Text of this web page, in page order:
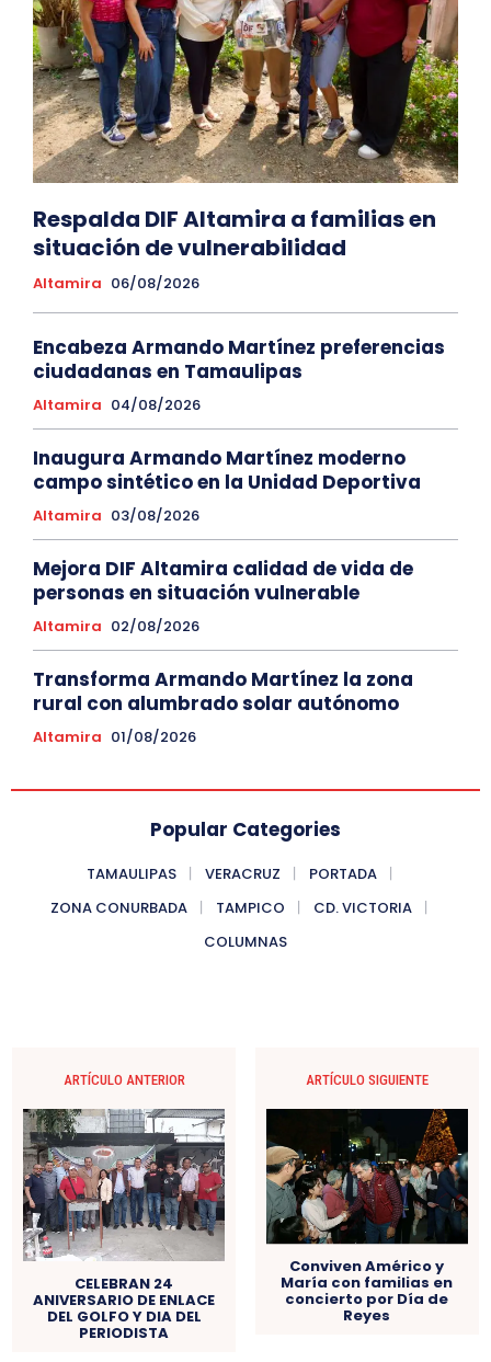
Respalda DIF Altamira a familias en
situación de vulnerabilidad
Altamira 06/08/2026
Encabeza Armando Martínez preferencias
ciudadanas en Tamaulipas
Altamira 04/08/2026
Inaugura Armando Martínez moderno
campo sintético en la Unidad Deportiva
Altamira 03/08/2026
Mejora DIF Altamira calidad de vida de
personas en situación vulnerable
Altamira 02/08/2026
Transforma Armando Martínez la zona
rural con alumbrado solar autónomo
Altamira 01/08/2026
Popular Categories
TAMAULIPAS VERACRUZ
PORTADA
ZONA CONURBADA
TAMPICO
CD. VICTORIA
COLUMNAS
ARTÍCULO ANTERIOR
CELEBRAN 24
ANIVERSARIO DE ENLACE
DEL GOLFO Y DIA DEL
PERIODISTA
ARTÍCULO SIGUIENTE
Conviven Américo y
María con familias en
concierto por Día de
Reyes